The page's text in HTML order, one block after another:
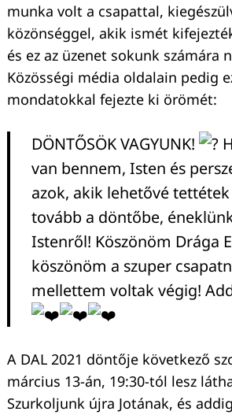
munka volt a csapattal,
közönséggel, akik ismét
és ez az üzenet sokunk számára
Közösségi média oldalain pedig
mondatokkal fejezte ki örömét:
DÖNTŐSÖK VAGYUNK!
van bennem, Isten és
azok, akik lehetővé
tovább a döntőbe,
Istenről! Köszönöm Drága
köszönöm a szuper
mellettem voltak végig!
A DAL 2021 döntője következő
március 13-án, 19:30-tól lesz
Szurkoljunk újra Jotának, és